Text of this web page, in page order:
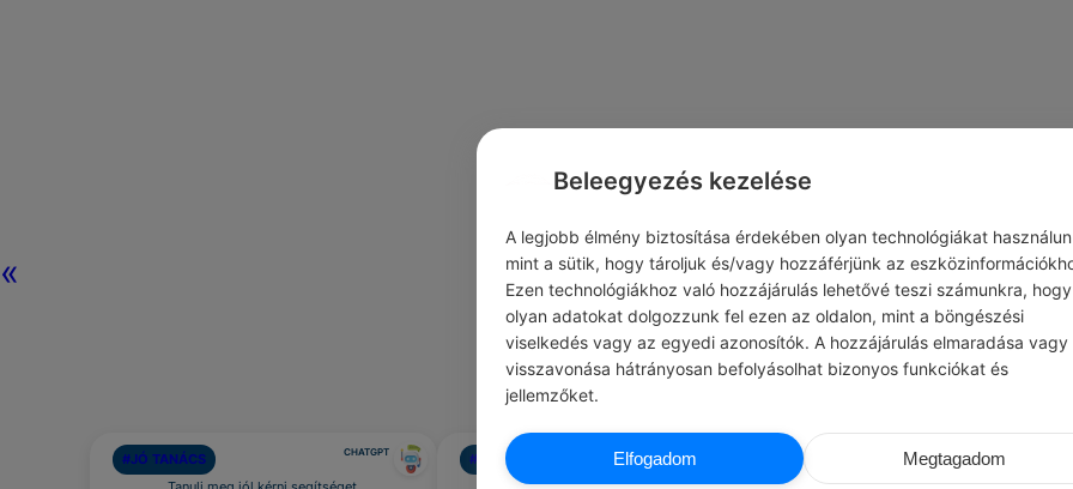
«
#JÓ TANÁCS CHATGPT #AJÁNLOTT NAPI JÓCSELEKEDET #IDÉZETEK EMBEREK
Beleegyezés kezelése
A legjobb élmény biztosítása érdekében olyan technológiákat
mint a sütik, hogy tároljuk és/vagy hozzáférjünk az
Ezen technológiákhoz való hozzájárulás lehetővé teszi számunkra, hogy
olyan adatokat dolgozzunk fel ezen az oldalon, mint a böngészési
viselkedés vagy az egyedi azonosítók. A hozzájárulás elmaradása vagy
visszavonása hátrányosan befolyásolhat bizonyos funkciókat és
jellemzőket.
Elfogadom Megtagadom